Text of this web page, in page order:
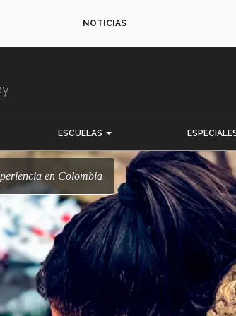
NOTICIAS
ESCUELAS
en Colombia